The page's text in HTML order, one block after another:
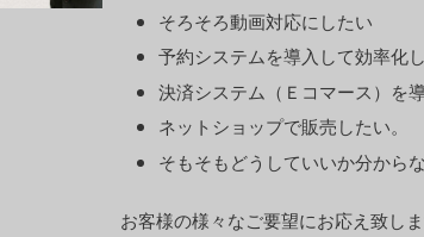
そろそろ動画対応にしたい
予約システムを導入して効率化し
決済システム（Ｅコマース）を導
ネットショップで販売したい。
そもそもどうしていいか分から
お客様の様々なご要望にお応え致しま